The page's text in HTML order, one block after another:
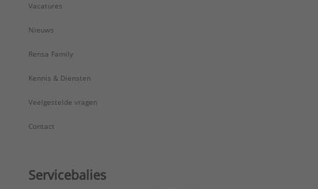
Vacatures
Nieuws
Rensa Family
Kennis & Diensten
Veelgestelde vragen
Contact
Servicebalies